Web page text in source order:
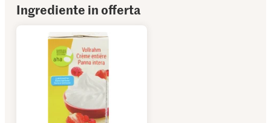
Ingrediente in offerta